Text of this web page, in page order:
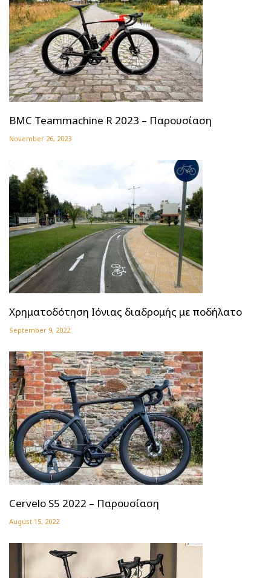
BMC Teammachine R 2023 – Παρουσίαση
November 26, 2023
Χρηματοδότηση Ιόνιας διαδρομής με ποδήλατο
September 9, 2022
Cervelo S5 2022 – Παρουσίαση
August 15, 2022